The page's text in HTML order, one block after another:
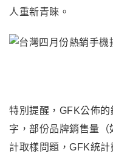
人重新青睞。
特別提醒，GFK公佈
字，部份品牌銷售量
計取樣問題，GFK統